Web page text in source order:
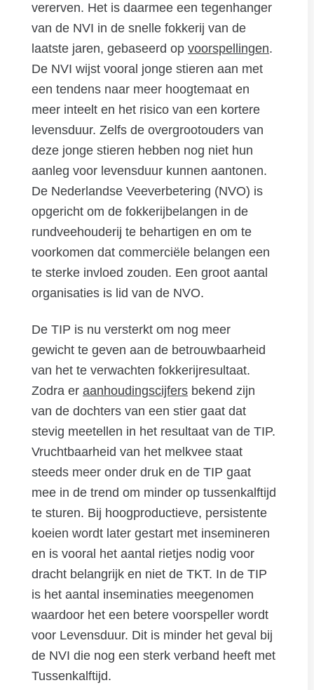
vererven. Het is daarmee een tegenhanger
van de NVI in de snelle fokkerij van de
laatste jaren, gebaseerd op voorspellingen.
De NVI wijst vooral jonge stieren aan met
een tendens naar meer hoogtemaat en
meer inteelt en het risico van een kortere
levensduur. Zelfs de overgrootouders van
deze jonge stieren hebben nog niet hun
aanleg voor levensduur kunnen aantonen.
De Nederlandse Veeverbetering (NVO) is
opgericht om de fokkerijbelangen in de
rundveehouderij te behartigen en om te
voorkomen dat commerciële belangen een
te sterke invloed zouden. Een groot aantal
organisaties is lid van de NVO.
De TIP is nu versterkt om nog meer
gewicht te geven aan de betrouwbaarheid
van het te verwachten fokkerijresultaat.
Zodra er aanhoudingscijfers bekend zijn
van de dochters van een stier gaat dat
stevig meetellen in het resultaat van de TIP.
Vruchtbaarheid van het melkvee staat
steeds meer onder druk en de TIP gaat
mee in de trend om minder op tussenkalftijd
te sturen. Bij hoogproductieve, persistente
koeien wordt later gestart met insemineren
en is vooral het aantal rietjes nodig voor
dracht belangrijk en niet de TKT. In de TIP
is het aantal inseminaties meegenomen
waardoor het een betere voorspeller wordt
voor Levensduur. Dit is minder het geval bij
de NVI die nog een sterk verband heeft met
Tussenkalftijd.